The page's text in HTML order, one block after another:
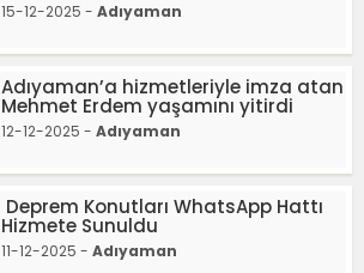
15-12-2025 - Adıyaman
Adıyaman’a hizmetleriyle imza atan
Mehmet Erdem yaşamını yitirdi
12-12-2025 - Adıyaman
Deprem Konutları WhatsApp Hattı
Hizmete Sunuldu
11-12-2025 - Adıyaman